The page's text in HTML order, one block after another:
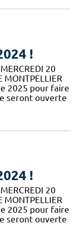
!
20
MONTPELLIER
2025 pour faire
seront ouverte
!
20
MONTPELLIER
2025 pour faire
seront ouverte